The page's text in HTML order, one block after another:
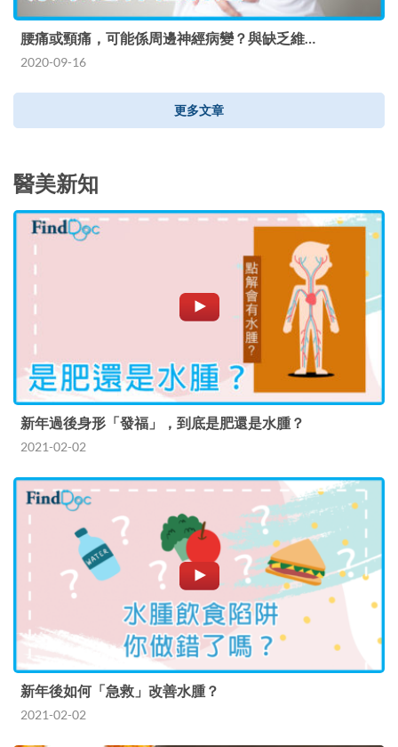
腰痛或頸痛，可能係周邊神經病變？與缺乏維…
2020-09-16
更多文章
醫美新知
新年過後身形「發福」，到底是肥還是水腫？
2021-02-02
新年後如何「急救」改善水腫？
2021-02-02